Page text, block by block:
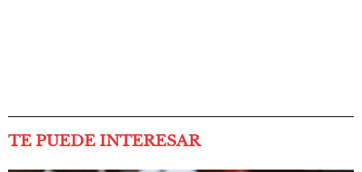
TE PUEDE INTERESAR